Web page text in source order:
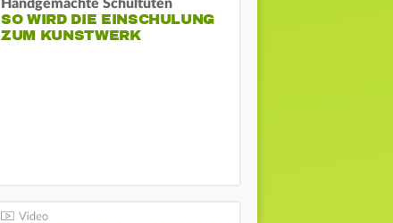
Handgemachte Schultüten
SO WIRD DIE EINSCHULUNG
ZUM KUNSTWERK